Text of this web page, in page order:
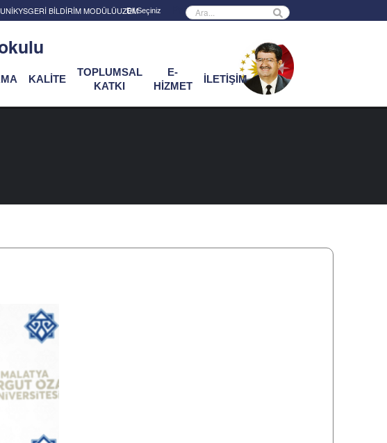
UNİKYSGERİ BİLDİRİM MODÜLÜUZEM Powered by
KALİTE
TOPLUMSAL
KATKI
E-
HİZMET
İLETİŞİM